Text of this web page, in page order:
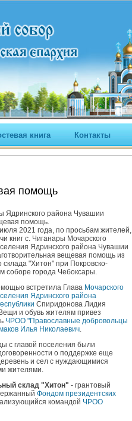
книга Контакты
помощь
Ядринского района Чувашии
помощь.
2021 года, по просьбам жителей,
книг с. Чиганары Мочарского
Ядринского района Чувашии
вещевая помощь из
склада "Хитон" при Покровско-
соборе города Чебоксары.
встретила Глава Мочарского
Ядринского района
Спиридонова Лидия
и обувь жителям привез
ЧРОО "Православные добровольцы
Илья Николаевич.
с главой поселения были
о поддержке еще
и сел с нуждающимися
жителями.
склад "Хитон" - грантовый
Фондом президентских
командой ЧРОО